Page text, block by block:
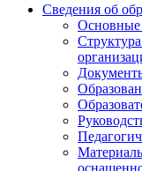
Сведения об
Основные